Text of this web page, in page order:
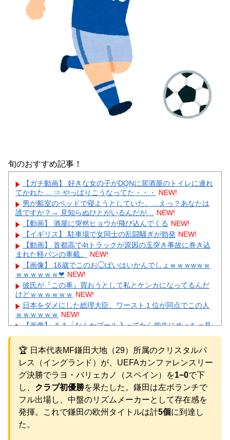
旬のおすすめ記事！
【ガチ動画】 好きな女の子がDQNに居酒屋のトイレに連れ
てかれた… ⇒ やっぱりこうなってた・・・
NEW!
男が船室のベッドで寝ようとしていた。…えっ？あなたは
誰ですか？→ 見知らぬひとがいるんだが… NEW!
【動画】 酒屋に突然ヒョウが飛び込んでくる NEW!
【イギリス】 駐車場で女同士の乱闘騒ぎが勃発 NEW!
【動画】 首都高で4tトラックが原因の玉突き事故に巻き込
まれた軽バンの車載。
NEW!
【画像】 16歳でこのお◯ぱいはいかんでしょｗｗｗwｗｗ
ｗｗｗｗｗｗ❤ NEW!
彼氏が『この車』買おうとして私とケンカになってるんだ
けどｗｗｗｗｗｗ NEW!
日本をダメにした総理大臣、ワースト１位が同点でこの人
ｗｗｗｗｗｗ NEW!
【画像】 まま「なんかプール入ってたら学生にめっちゃ見
られたw」 NEW!
出張から帰ったら、嫁の顔が青ざめていた。俺「一体何が
あったんだ？」嫁「…」→子供たちに話を聞くと… NEW!
【悲報】彼氏の浮気に激怒→賃貸を椅子でフルボッコにし
た女性にガル民総ツッコミｗｗｗ
【物議】水川かたまりの授乳姿に“子育て警察”出動→ガル民
「私も足組んでた」大合唱ｗｗｗ
元AKB社長、22億円申告漏れ 乃木坂46運営会社の株式を
パチンコ京楽産業に譲渡【ノース・リバー】【窪田康志】
元AKB社長、22億円申告漏れ 乃木坂46運営会社の株式を
🏆 日本代表MF鎌田大地（29）所属のクリスタルパ
レス（イングランド）が、UEFAカンファレンスリー
グ決勝でラヨ・バリェカノ（スペイン）を1−0で下
し、 クラブ初優勝を果たした。鎌田は左ボランチで
フル出場し、中盤のリズムメーカーとして存在感を
発揮。これで鎌田の欧州タイトルは計5個に到達し
た。